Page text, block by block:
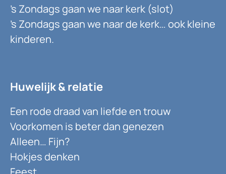
’s Zondags gaan we naar kerk (slot)
’s Zondags gaan we naar de kerk… ook kleine
kinderen.
Huwelijk & relatie
Een rode draad van liefde en trouw
Voorkomen is beter dan genezen
Alleen… Fijn?
Hokjes denken